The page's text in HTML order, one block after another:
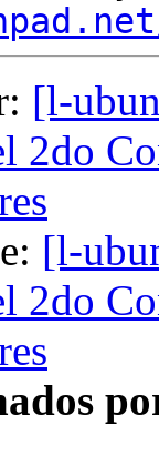
[l-
2do
[l-
2do